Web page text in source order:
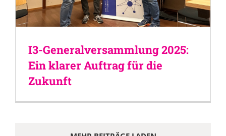
I3-Generalversammlung 2025:
Ein klarer Auftrag für die
Zukunft